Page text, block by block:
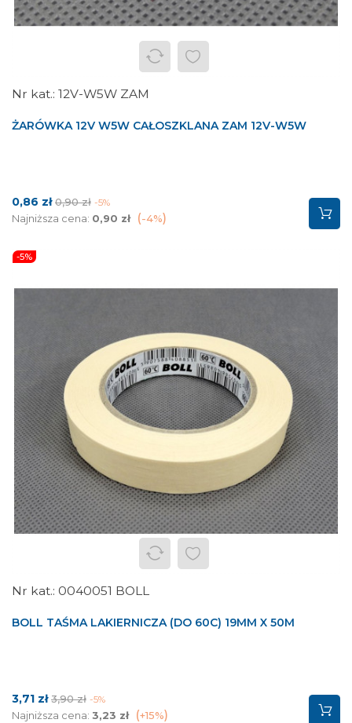
12V-W5W ZAM
ŻARÓWKA 12V W5W CAŁOSZKLANA ZAM 12V-W5W
Cena
0,86 zł Cena
podstawowa
0,90 zł -5%
Najniższa cena: 0,90 zł -4%
-5%
0040051 BOLL
BOLL TAŚMA LAKIERNICZA (DO 60C) 19MM X 50M
Cena
3,71 zł Cena
podstawowa
3,90 zł -5%
Najniższa cena: 3,23 zł +15%